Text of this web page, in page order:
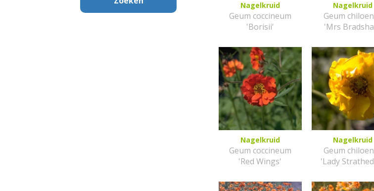
Nagelkruid
Geum coccineum
'Borisii'
Nagelkruid
Geum
'Mrs
Nagelkruid
Geum coccineum
'Red Wings'
Nagelkruid
Geum
'Lady